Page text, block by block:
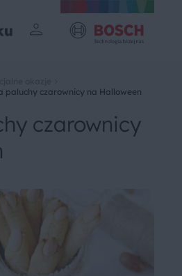
paluchy czarownicy na Halloween
czarownicy